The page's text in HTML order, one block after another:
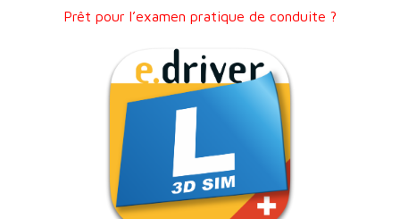
Prêt pour l’examen pratique de conduite ?